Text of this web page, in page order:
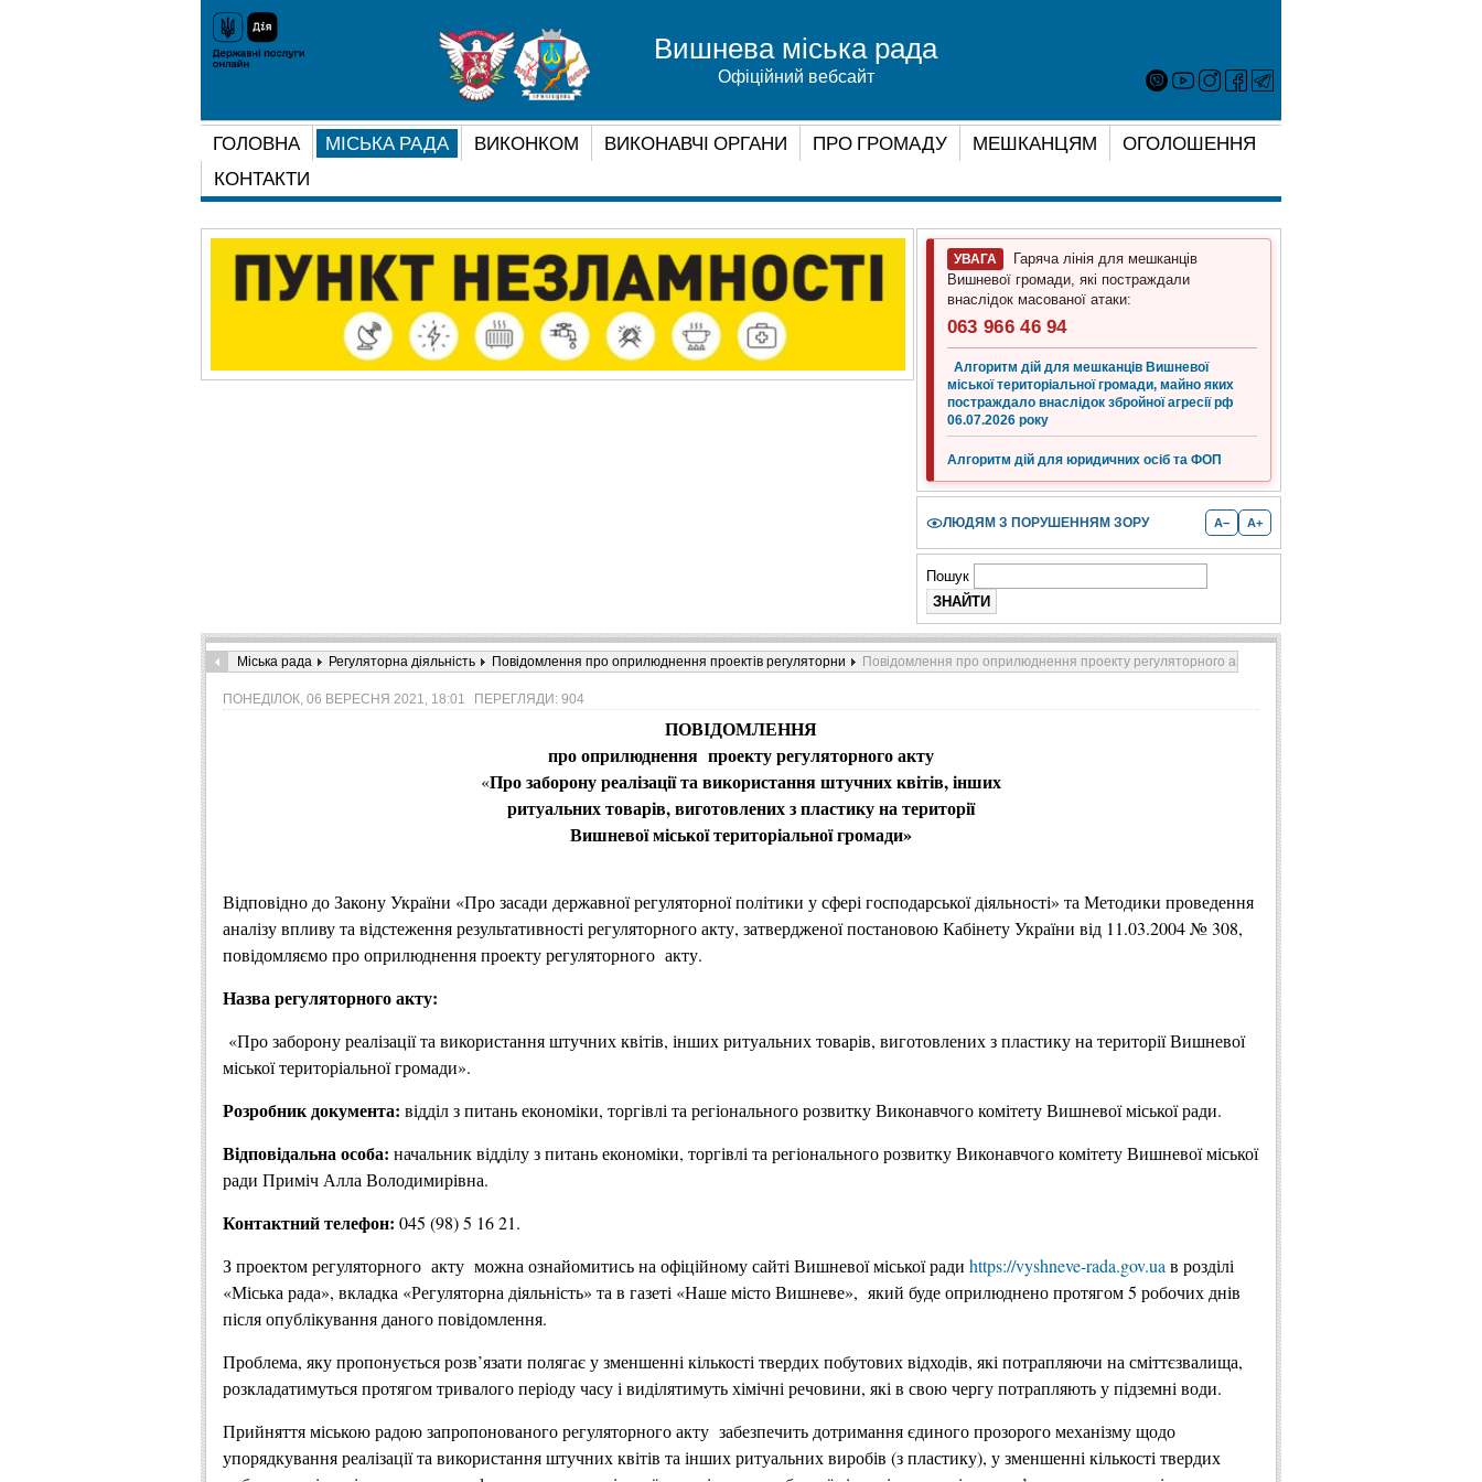
ГОЛОВНА МІСЬКА РАДА ВИКОНКОМ ВИКОНАВЧІ ОРГАНИ ПРО ГРОМАДУ МЕШКАНЦЯМ
ОГОЛОШЕННЯ
КОНТАКТИ
Вишнева міська рада
Офіційний вебсайт
УВАГА
Гаряча лінія для мешканців
Вишневої громади, які постраждали
внаслідок масованої атаки:
063 966 46 94
Алгоритм дій для мешканців Вишневої
міської територіальної громади, майно яких
постраждало внаслідок збройної агресії рф
06.07.2026 року
Алгоритм дій для юридичних осіб та ФОП
ЛЮДЯМ З ПОРУШЕННЯМ ЗОРУ A− A+
Пошук
Міська рада Регуляторна діяльність Повідомлення про оприлюднення проектів регуляторни Повідомлення про оприлюднення проекту регуляторного акту «Про заборону реалізації та
ПОНЕДІЛОК, 06 ВЕРЕСНЯ 2021, 18:01 ПЕРЕГЛЯДИ: 904
ПОВІДОМЛЕННЯ
про оприлюднення проекту регуляторного акту
«Про заборону реалізації та використання штучних квітів, інших
ритуальних товарів, виготовлених з пластикуна території
Вишневої міської територіальної громади»
Відповідно до Закону України «Про засади державної регуляторної політики у сфері господарської діяльності» та Методики проведення
аналізу впливу та відстеження результативності регуляторного акту, затвердженої постановою Кабінету України від 11.03.2004 № 308,
повідомляємо про оприлюднення проекту регуляторного акту.
Назва регуляторного акту:
«Про заборону реалізації та використання штучних квітів, інших ритуальних товарів, виготовлених з пластику на території Вишневої
міської територіальної громади».
Розробник документа: відділ з питань економіки, торгівлі та регіонального розвитку Виконавчого комітету Вишневої міської ради.
Відповідальна особа: начальник відділу з питань економіки, торгівлі та регіонального розвитку Виконавчого комітету Вишневої міської
ради Приміч Алла Володимирівна.
Контактний телефон: 045 (98) 5 16 21.
З проектом регуляторного акту можна ознайомитись на офіційному сайті Вишневої міської ради https://vyshneve-rada.gov.ua в розділі
«Міська рада», вкладка «Регуляторна діяльність» та в газеті «Наше місто Вишневе», який буде оприлюднено протягом 5 робочих днів
після опублікування даного повідомлення.
Проблема, яку пропонується розв’язати полягає у зменшенні кількості твердих побутових відходів, які потрапляючи на сміттєзвалища,
розкладатимуться протягом тривалого періоду часу і виділятимуть хімічні речовини, які в свою чергу потрапляють у підземні води.
Прийняття міською радою запропонованого регуляторного акту забезпечить дотримання єдиного прозорого механізму щодо
упорядкування реалізації та використання штучних квітів та інших ритуальних виробів (з пластику), у зменшенні кількості твердих